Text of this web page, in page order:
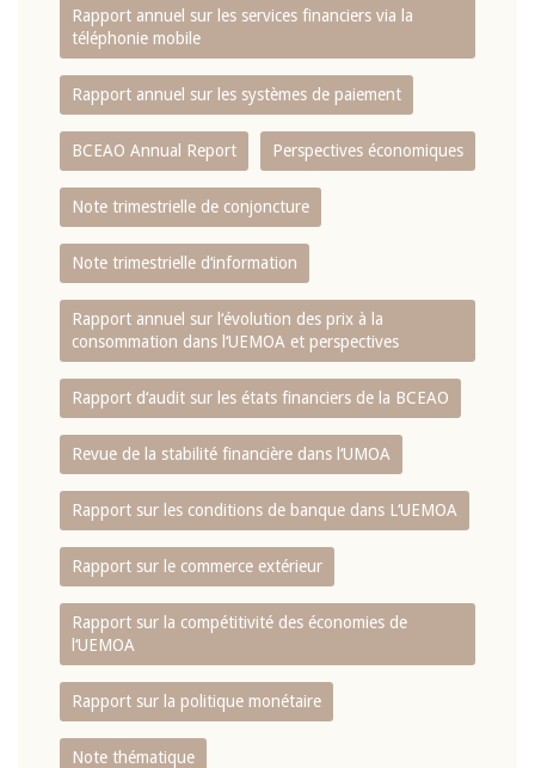
Rapport annuel sur les services financiers via la
téléphonie mobile
Rapport annuel sur les systèmes de paiement
BCEAO Annual Report Perspectives économiques
Note trimestrielle de conjoncture
Note trimestrielle d‘information
Rapport annuel sur l‘évolution des prix à la
consommation dans l‘UEMOA et perspectives
Rapport d‘audit sur les états financiers de la BCEAO
Revue de la stabilité financière dans l‘UMOA
Rapport sur les conditions de banque dans L‘UEMOA
Rapport sur le commerce extérieur
Rapport sur la compétitivité des économies de
l‘UEMOA
Rapport sur la politique monétaire
Note thématique